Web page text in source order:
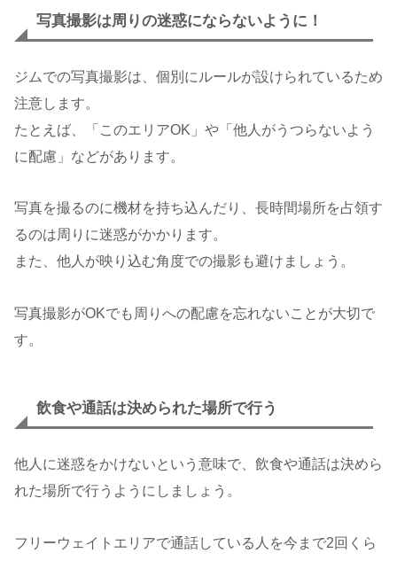
写真撮影は周りの迷惑にならないように！
ジムでの写真撮影は、個別にルールが設けられているため
注意します。
たとえば、「このエリアOK」や「他人がうつらないよう
に配慮」などがあります。
写真を撮るのに機材を持ち込んだり、長時間場所を占領す
るのは周りに迷惑がかかります。
また、他人が映り込む角度での撮影も避けましょう。
写真撮影がOKでも周りへの配慮を忘れないことが大切で
す。
飲食や通話は決められた場所で行う
他人に迷惑をかけないという意味で、飲食や通話は決めら
れた場所で行うようにしましょう。
フリーウェイトエリアで通話している人を今まで2回くら